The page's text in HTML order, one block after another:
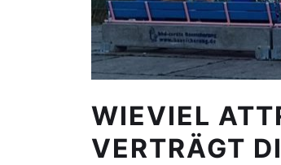
WIEVIEL
VERTRÄGT